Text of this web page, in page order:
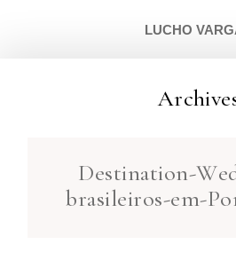
LUCHO
Destination-
brasileiros-em-
SOBRE